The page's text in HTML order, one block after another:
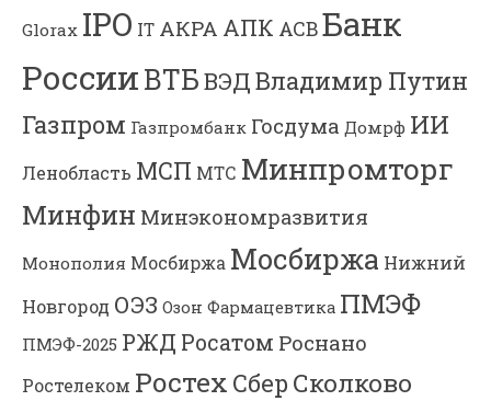
Glorax IPO IT АКРА АПК АСВБанк
РоссииВТБВЭДВладимир Путин
Газпром Газпромбанк Госдума Домрф ИИ
Ленобласть МСП МТС Минпромторг
Минфин Минэкономразвития
Монополия Мосбиржа Мосбиржа Нижний
Новгород ОЭЗ Озон Фармацевтика ПМЭФ
ПМЭФ-2025 РЖД Росатом Роснано
Ростелеком Ростех Сбер Сколково